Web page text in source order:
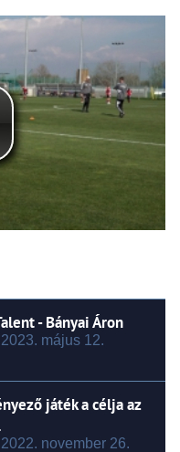
- Bányai Áron
május 12.
játék a célja az
november 26.